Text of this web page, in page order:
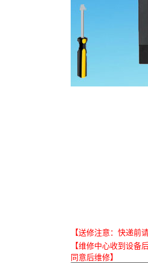
【送修注意：快递前
【维修中心收到设备
同意后维修】